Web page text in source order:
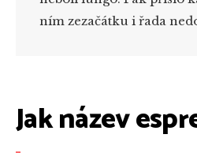
ním zezačátku i řada
Jak název